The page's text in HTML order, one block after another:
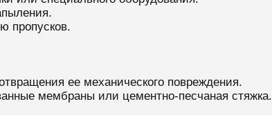
пропусков.
ее механического повреждения.
мембраны или цементно-песчаная стяжка.